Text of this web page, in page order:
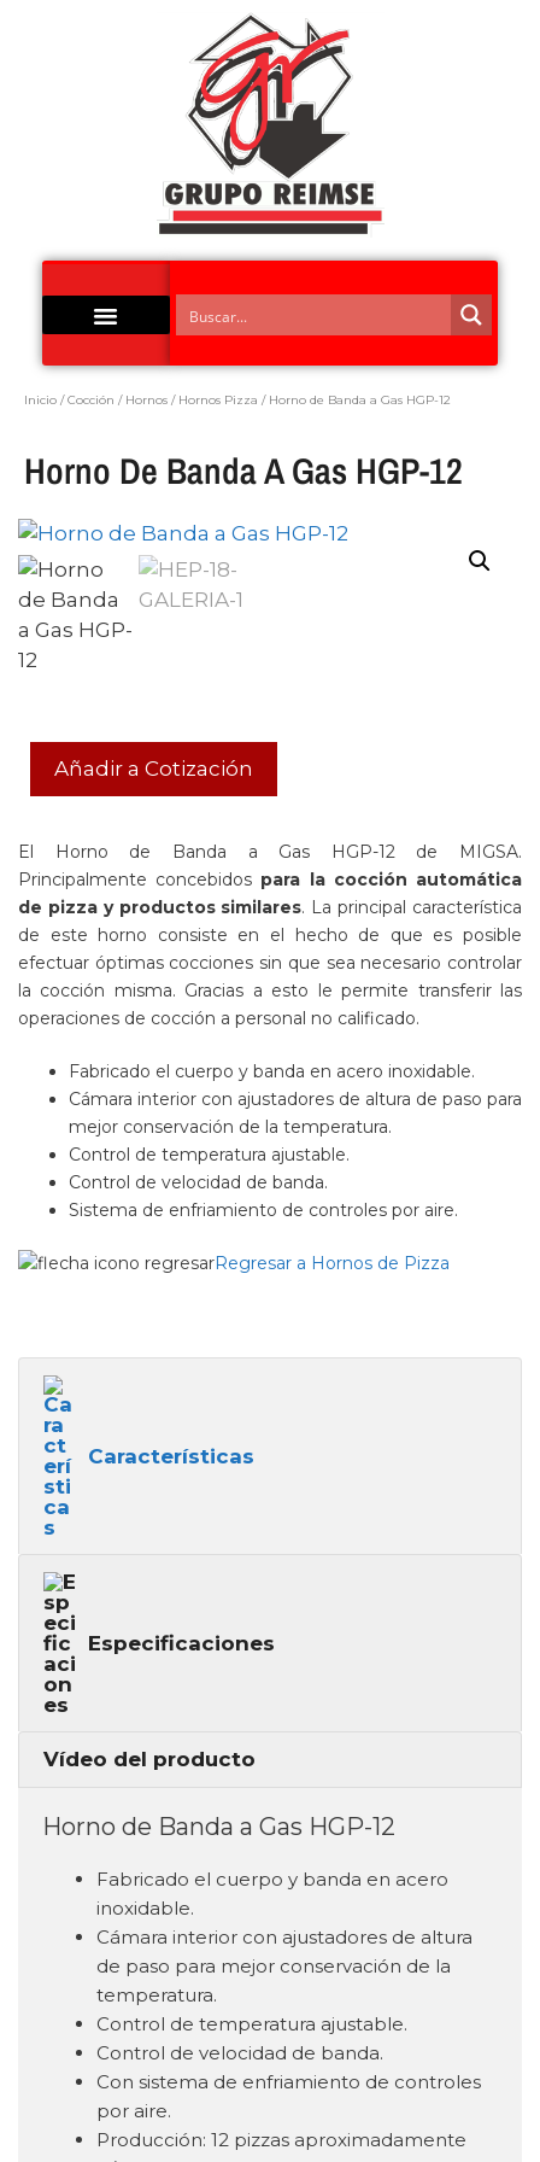
Inicio /Cocción / Hornos / Hornos Pizza / Horno de Banda a Gas HGP-12
Horno De Banda A Gas HGP-12
Añadir a Cotización
El Horno de Banda a Gas HGP-12 de MIGSA.
Principalmente concebidos para la cocción automática
de pizza y productos similares. La principal característica
de este horno consiste en el hecho de que es posible
efectuar óptimas cocciones sin que sea necesario controlar
la cocción misma. Gracias a esto le permite transferir las
operaciones de cocción a personal no calificado.
Fabricado el cuerpo y banda en acero inoxidable.
Cámara interior con ajustadores de altura de paso para
mejor conservación de la temperatura.
Control de temperatura ajustable.
Control de velocidad de banda.
Sistema de enfriamiento de controles por aire.
Regresar a Hornos de Pizza
Características
Especificaciones
Vídeo del producto
Horno de Banda a Gas HGP-12
Fabricado el cuerpo y banda en acero
inoxidable.
Cámara interior con ajustadores de altura
de paso para mejor conservación de la
temperatura.
Control de temperatura ajustable.
Control de velocidad de banda.
Con sistema de enfriamiento de controles
por aire.
Producción: 12 pizzas aproximadamente